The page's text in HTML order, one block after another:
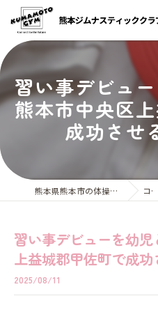
習い事デビュ
熊本市中央区
成功させ
熊本県熊本市の体操教室なら熊本ジムナスティッククラブ コラム
習い事デビューを幼
上益城郡甲佐町で成
2025/08/11